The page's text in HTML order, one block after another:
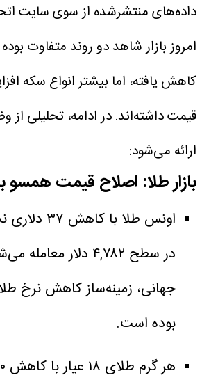
داده‌های منتشرشده از سوی سایت
امروز بازار شاهد دو روند متفاوت
کاهش یافته، اما بیشتر انواع سکه
قیمت داشته‌اند. در ادامه، تحلیلی از
ارائه می‌شود:
بازار طلا: اصلاح قیمت همسو
اونس طلا با
در سطح ۴,۷۸۲ دلار
جهانی، زمینه‌ساز کاهش نرخ طلا
بوده است.